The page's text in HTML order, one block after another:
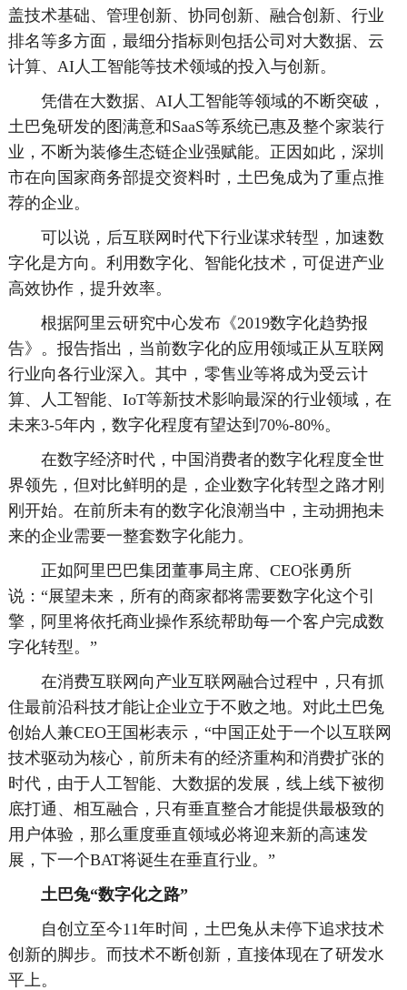
盖技术基础、管理创新、协同创新、融合创新、行业
排名等多方面，最细分指标则包括公司对大数据、云
计算、AI人工智能等技术领域的投入与创新。
凭借在大数据、AI人工智能等领域的不断突破，
土巴兔研发的图满意和SaaS等系统已惠及整个家装行
业，不断为装修生态链企业强赋能。正因如此，深圳
市在向国家商务部提交资料时，土巴兔成为了重点推
荐的企业。
可以说，后互联网时代下行业谋求转型，加速数
字化是方向。利用数字化、智能化技术，可促进产业
高效协作，提升效率。
根据阿里云研究中心发布《2019数字化趋势报
告》。报告指出，当前数字化的应用领域正从互联网
行业向各行业深入。其中，零售业等将成为受云计
算、人工智能、IoT等新技术影响最深的行业领域，在
未来3-5年内，数字化程度有望达到70%-80%。
在数字经济时代，中国消费者的数字化程度全世
界领先，但对比鲜明的是，企业数字化转型之路才刚
刚开始。在前所未有的数字化浪潮当中，主动拥抱未
来的企业需要一整套数字化能力。
正如阿里巴巴集团董事局主席、CEO张勇所
说：“展望未来，所有的商家都将需要数字化这个引
擎，阿里将依托商业操作系统帮助每一个客户完成数
字化转型。”
在消费互联网向产业互联网融合过程中，只有抓
住最前沿科技才能让企业立于不败之地。对此土巴兔
创始人兼CEO王国彬表示，“中国正处于一个以互联网
技术驱动为核心，前所未有的经济重构和消费扩张的
时代，由于人工智能、大数据的发展，线上线下被彻
底打通、相互融合，只有垂直整合才能提供最极致的
用户体验，那么重度垂直领域必将迎来新的高速发
展，下一个BAT将诞生在垂直行业。”
土巴兔“数字化之路”
自创立至今11年时间，土巴兔从未停下追求技术
创新的脚步。而技术不断创新，直接体现在了研发水
平上。